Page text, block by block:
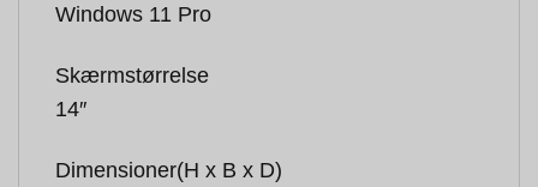
Windows 11 Pro
Skærmstørrelse
14″
Dimensioner(H x B x D)